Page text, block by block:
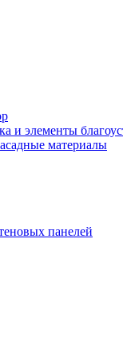
и элементы
материалы
панелей